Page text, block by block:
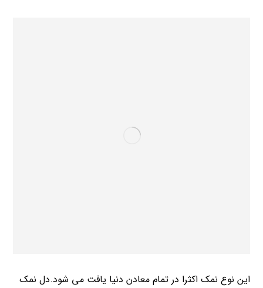
این نوع نمک اکثرا در تمام معادن دنیا یافت می شود.دل نمک